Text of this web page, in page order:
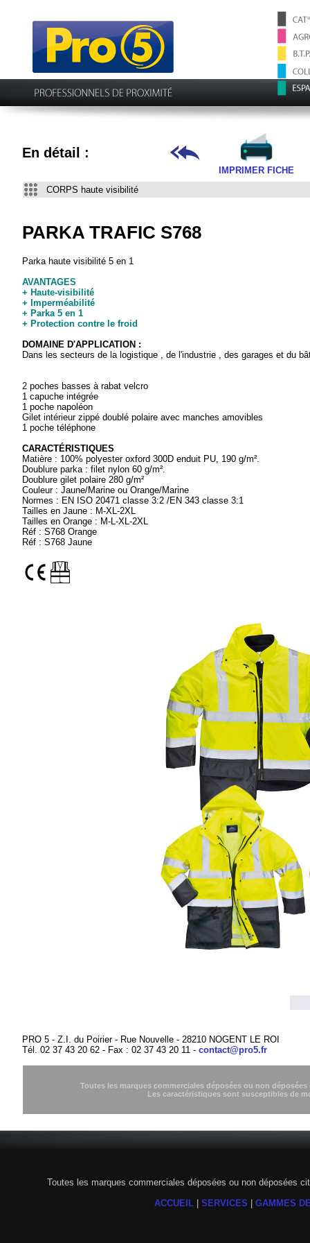
En détail :
IMPRIMER FICHE
CORPS haute visibilité
PARKA TRAFIC S768
Parka haute visibilité 5 en 1
AVANTAGES
+ Haute-visibilité
+ Imperméabilité
+ Parka 5 en 1
+ Protection contre le froid
DOMAINE D'APPLICATION :
Dans les secteurs de la logistique , de l'industrie , des garages et du
2 poches basses à rabat velcro
1 capuche intégrée
1 poche napoléon
Gilet intérieur zippé doublé polaire avec manches amovibles
1 poche téléphone
CARACTÉRISTIQUES
Matière : 100% polyester oxford 300D enduit PU, 190 g/m².
Doublure parka : filet nylon 60 g/m².
Doublure gilet polaire 280 g/m²
Couleur : Jaune/Marine ou Orange/Marine
Normes : EN ISO 20471 classe 3:2 /EN 343 classe 3:1
Tailles en Jaune : M-XL-2XL
Tailles en Orange : M-L-XL-2XL
Réf : S768 Orange
Réf : S768 Jaune
PRO 5 - Z.I. du Poirier - Rue Nouvelle - 28210 NOGENT LE ROI
Tél. 02 37 43 20 62 - Fax : 02 37 43 20 11 -contact@pro5.fr
Toutes les marques commerciales déposées ou non
Les caractéristiques sont susceptibles de
Toutes les marques commerciales déposées ou non déposées
ACCUEIL
SERVICES GAMMES